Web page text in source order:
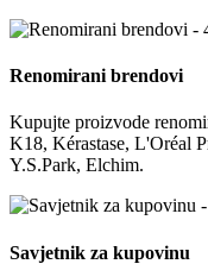
Renomirani brendovi
Kupujte proizvode
K18, Kérastase, L'Oréal
Y.S.Park, Elchim.
Savjetnik za kupovinu